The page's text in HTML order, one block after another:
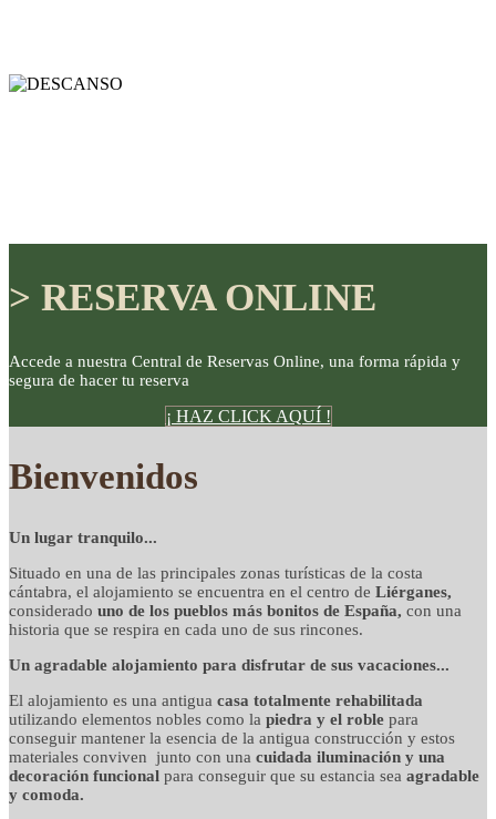
DISFRUTE
detalles cuidados con
mimo
> RESERVA ONLINE
Accede a nuestra Central de Reservas Online, una forma rápida y
segura de hacer tu reserva
¡ HAZ CLICK AQUÍ !
Bienvenidos
Un lugar tranquilo...
Situado en una de las principales zonas turísticas de la costa
cántabra, el alojamiento se encuentra en el centro de Liérganes,
considerado uno de los pueblos más bonitos de España, con una
historia que se respira en cada uno de sus rincones.
Un agradable alojamiento para disfrutar de sus vacaciones...
El alojamiento es una antigua casa totalmente rehabilitada
utilizando elementos nobles como la piedra y el roble para
conseguir mantener la esencia de la antigua construcción y estos
materiales conviven junto con una cuidada iluminación y una
decoración funcional para conseguir que su estancia sea agradable
y comoda.